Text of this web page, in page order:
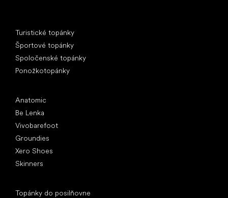
Turistické topánky
Športové topánky
Spoločenské topánky
Ponožkotopánky
Anatomic
Be Lenka
Vivobarefoot
Groundies
Xero Shoes
Skinners
Topánky do posilňovne